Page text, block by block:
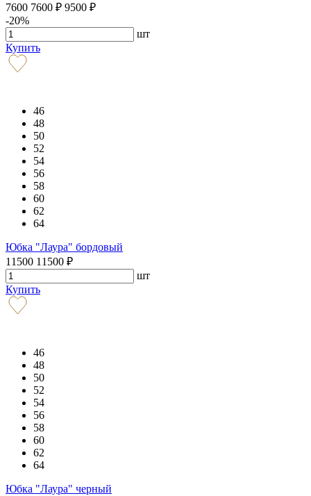
7600 7600 ₽ 9500 ₽
-20%
шт
Купить
46
48
50
52
54
56
58
60
62
64
Юбка "Лаура" бордовый
11500 11500 ₽
шт
Купить
46
48
50
52
54
56
58
60
62
64
Юбка "Лаура" черный